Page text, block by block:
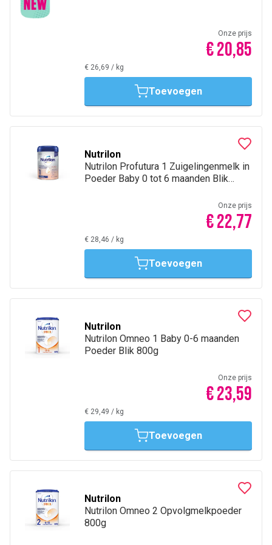
Onze prijs
€ 20,85
€ 26,69 / kg
Toevoegen
Nutrilon
Nutrilon Profutura 1 Zuigelingenmelk in
Poeder Baby 0 tot 6 maanden Blik
Onze prijs
€ 22,77
€ 28,46 / kg
Toevoegen
Nutrilon
Nutrilon Omneo 1 Baby 0-6 maanden
Poeder Blik 800g
Onze prijs
€ 23,59
€ 29,49 / kg
Toevoegen
Nutrilon
Nutrilon Omneo 2 Opvolgmelkpoeder
800g